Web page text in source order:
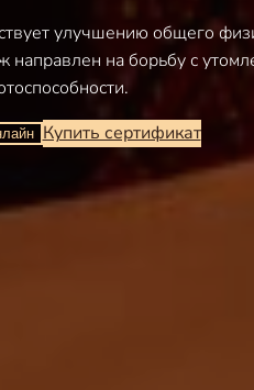
улучшению общего
на борьбу с
Купить сертификат